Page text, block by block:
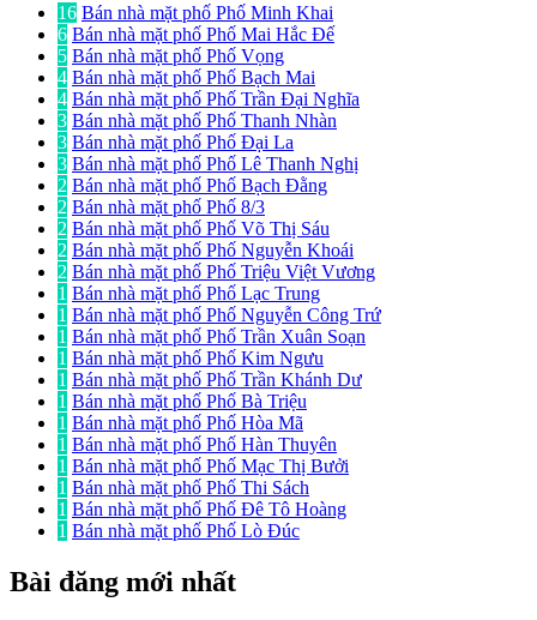
16 Bán nhà mặt phố Phố Minh Khai
6 Bán nhà mặt phố Phố Mai Hắc Đế
5 Bán nhà mặt phố Phố Vọng
4 Bán nhà mặt phố Phố Bạch Mai
4 Bán nhà mặt phố Phố Trần Đại Nghĩa
3 Bán nhà mặt phố Phố Thanh Nhàn
3 Bán nhà mặt phố Phố Đại La
3 Bán nhà mặt phố Phố Lê Thanh Nghị
2 Bán nhà mặt phố Phố Bạch Đằng
2 Bán nhà mặt phố Phố 8/3
2 Bán nhà mặt phố Phố Võ Thị Sáu
2 Bán nhà mặt phố Phố Nguyễn Khoái
2 Bán nhà mặt phố Phố Triệu Việt Vương
1 Bán nhà mặt phố Phố Lạc Trung
1 Bán nhà mặt phố Phố Nguyễn Công Trứ
1 Bán nhà mặt phố Phố Trần Xuân Soạn
1 Bán nhà mặt phố Phố Kim Ngưu
1 Bán nhà mặt phố Phố Trần Khánh Dư
1 Bán nhà mặt phố Phố Bà Triệu
1 Bán nhà mặt phố Phố Hòa Mã
1 Bán nhà mặt phố Phố Hàn Thuyên
1 Bán nhà mặt phố Phố Mạc Thị Bưởi
1 Bán nhà mặt phố Phố Thi Sách
1 Bán nhà mặt phố Phố Đê Tô Hoàng
1 Bán nhà mặt phố Phố Lò Đúc
Bài đăng mới nhất